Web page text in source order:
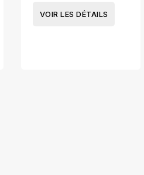
VOIR LES DÉTAILS